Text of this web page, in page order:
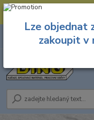
--- Spojovací materiál: 774
8.00 hod. - 16.00 hod.
Lze objednat
zakoupit v